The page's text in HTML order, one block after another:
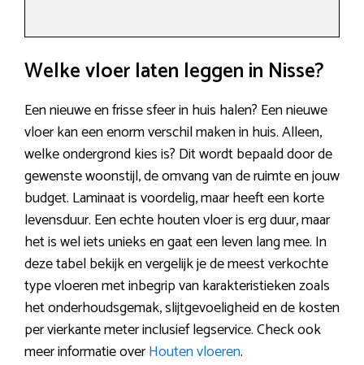
Welke vloer laten leggen in Nisse?
Een nieuwe en frisse sfeer in huis halen? Een nieuwe
vloer kan een enorm verschil maken in huis. Alleen,
welke ondergrond kies is? Dit wordt bepaald door de
gewenste woonstijl, de omvang van de ruimte en jouw
budget. Laminaat is voordelig, maar heeft een korte
levensduur. Een echte houten vloer is erg duur, maar
het is wel iets unieks en gaat een leven lang mee. In
deze tabel bekijk en vergelijk je de meest verkochte
type vloeren met inbegrip van karakteristieken zoals
het onderhoudsgemak, slijtgevoeligheid en de kosten
per vierkante meter inclusief legservice. Check ook
meer informatie overHouten vloeren.